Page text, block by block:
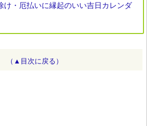
け・厄払いに縁起のいい吉日カレンダ
（▲目次に戻る）